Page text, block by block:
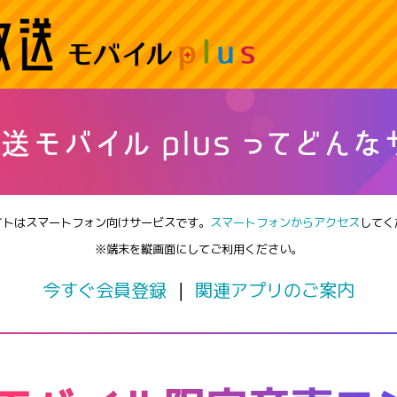
はスマートフォン向けサービスです。 スマートフォンからアクセスして
※端末を縦画面にしてご利用ください。
今すぐ会員登録 ｜ 関連アプリのご案内